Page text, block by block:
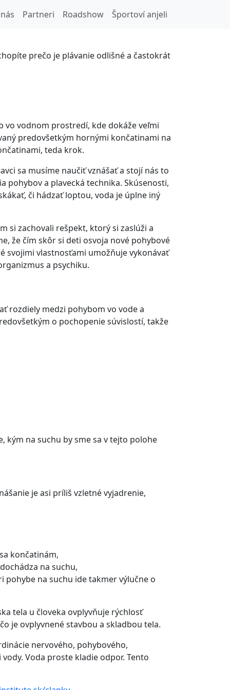
Partneri Roadshow Športoví anjeli
a na suchu?
prečo je plávanie odlišné a častokrát
vo vodnom prostredí, kde dokáže veľmi
predovšetkým hornými končatinami na
teda krok.
sa musíme naučiť vznášať a stojí nás to
pohybov a plavecká technika. Skúsenosti,
či hádzať loptou, voda je úplne iný
si zachovali rešpekt, ktorý si zaslúži a
že čím skôr si deti osvoja nové pohybové
svojimi vlastnosťami umožňuje vykonávať
a psychiku.
rozdiely medzi pohybom vo vode a
o pochopenie súvislostí, takže
kým na suchu by sme sa v tejto polohe
je asi príliš vzletné vyjadrenie,
končatinám,
na suchu,
pohybe na suchu ide takmer výlučne o
tela u človeka ovplyvňuje rýchlosť
je ovplyvnené stavbou a skladbou tela.
nervového, pohybového,
Voda proste kladie odpor. Tento